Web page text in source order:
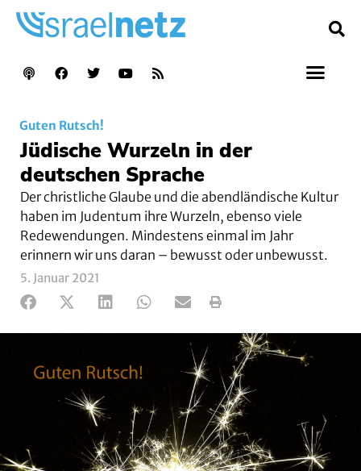
Guten Rutsch!
Jüdische Wurzeln in der
deutschen Sprache
Der christliche Glaube und die abendländische Kultur
haben im Judentum ihre Wurzeln, ebenso viele
Redewendungen. Mindestens einmal im Jahr
erinnern wir uns daran – bewusst oder unbewusst.
5. Januar 2021